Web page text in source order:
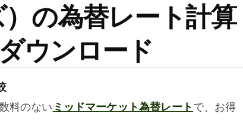
の為替レート計算
ウンロード
料のない ミッドマーケット為替レートで、お得